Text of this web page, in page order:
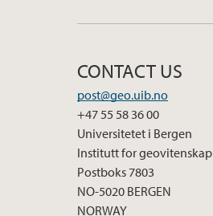
CONTACT US
post@geo.uib.no
+47 55 58 36 00
Universitetet i Bergen
Institutt for geovitenskap
Postboks 7803
NO-5020 BERGEN
NORWAY